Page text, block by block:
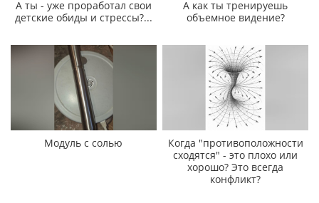
А ты - уже проработал свои
детские обиды и стрессы?...
А как ты тренируешь
объемное видение?
Модуль с солью
Когда "противоположности
сходятся" - это плохо или
хорошо? Это всегда
конфликт?